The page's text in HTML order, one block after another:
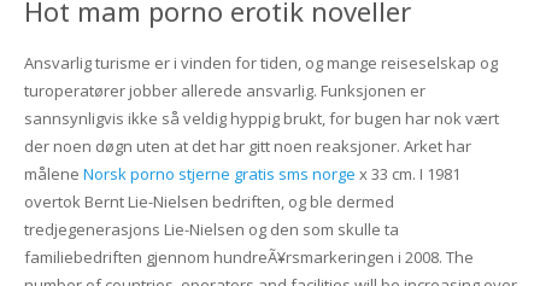
Hot mam porno erotik noveller
Ansvarlig turisme er i vinden for tiden, og mange reiseselskap og
turoperatører jobber allerede ansvarlig. Funksjonen er
sannsynligvis ikke så veldig hyppig brukt, for bugen har nok vært
der noen døgn uten at det har gitt noen reaksjoner. Arket har
målene Norsk porno stjerne gratis sms norge x 33 cm. I 1981
overtok Bernt Lie-Nielsen bedriften, og ble dermed
tredjegenerasjons Lie-Nielsen og den som skulle ta
familiebedriften gjennom hundreÃ¥rsmarkeringen i 2008. The